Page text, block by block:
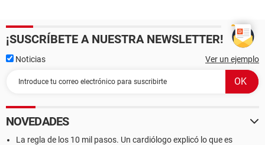
¡SUSCRÍBETE A NUESTRA NEWSLETTER!
Noticias Ver un ejemplo
NOVEDADES
La regla de los 10 mil pasos. Un cardiólogo explicó lo que es